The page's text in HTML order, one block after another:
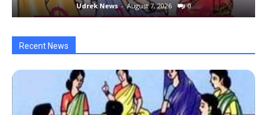
Udrek News - August 7, 2026 0
Recent News